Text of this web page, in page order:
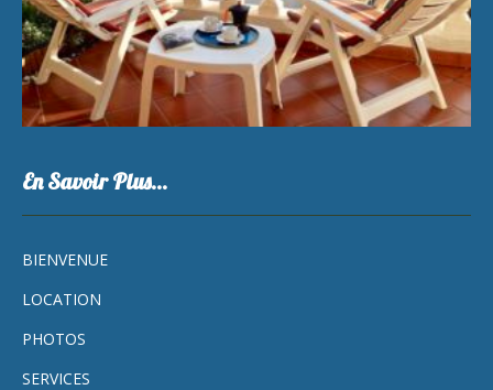
En Savoir Plus…
BIENVENUE
LOCATION
PHOTOS
SERVICES